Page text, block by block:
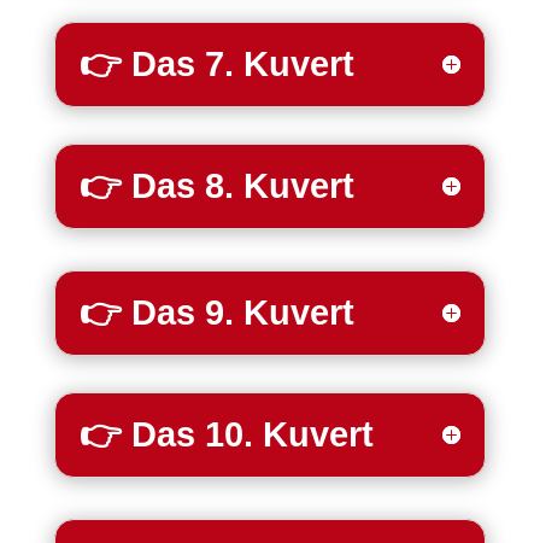
👉 Das 7. Kuvert
👉 Das 8. Kuvert
👉 Das 9. Kuvert
👉 Das 10. Kuvert